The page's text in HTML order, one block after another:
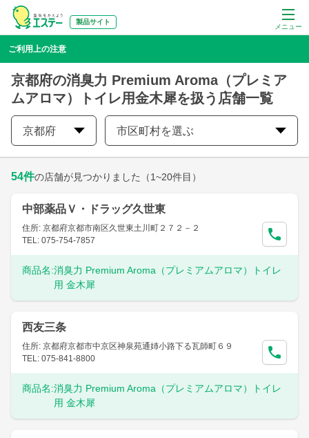
メニュー
製品サイト
ご利用上の注意
京都府の消臭力 Premium Aroma（プレミア
ムアロマ）トイレ用金木犀を扱う店舗一覧
京都府 市区町村を選ぶ
54件の店舗が見つかりました （1~20件目）
中部薬品Ｖ・ドラッグ久世東
住所: 京都府京都市南区久世東土川町２７２－２
TEL: 075-754-7857
商品名:消臭力 Premium Aroma（プレミアムアロマ）トイレ
用 金木犀
西友三条
住所: 京都府京都市中京区神泉苑通姉小路下る瓦師町６９
TEL: 075-841-8800
商品名:消臭力 Premium Aroma（プレミアムアロマ）トイレ
用 金木犀